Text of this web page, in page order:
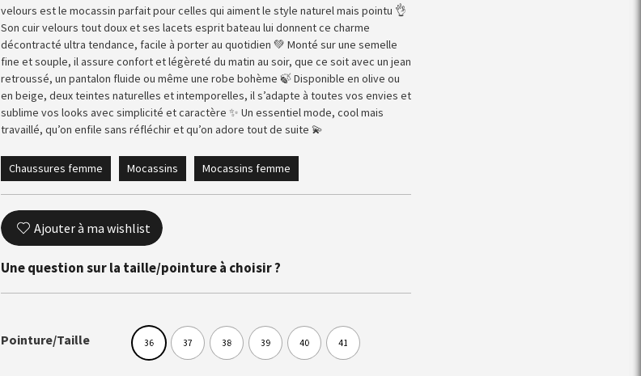
velours est le mocassin parfait pour celles qui aiment le style naturel mais pointu 👌
Son cuir velours tout doux et ses lacets esprit bateau lui donnent ce charme
décontracté ultra tendance, facile à porter au quotidien 💚 Monté sur une semelle
fine et souple, il assure confort et légèreté du matin au soir, que ce soit avec un jean
retroussé, un pantalon fluide ou même une robe bohème 🍃 Disponible en olive ou
en beige, deux teintes naturelles et intemporelles, il s’adapte à toutes vos envies et
sublime vos looks avec simplicité et caractère ✨ Un essentiel mode, cool mais
travaillé, qu’on enfile sans réfléchir et qu’on adore tout de suite 💫
Chaussures femme Mocassins Mocassins femme
Ajouter à ma wishlist
Une question sur la taille/pointure à choisir ?
Pointure/Taille 36 37 38 39 40 41